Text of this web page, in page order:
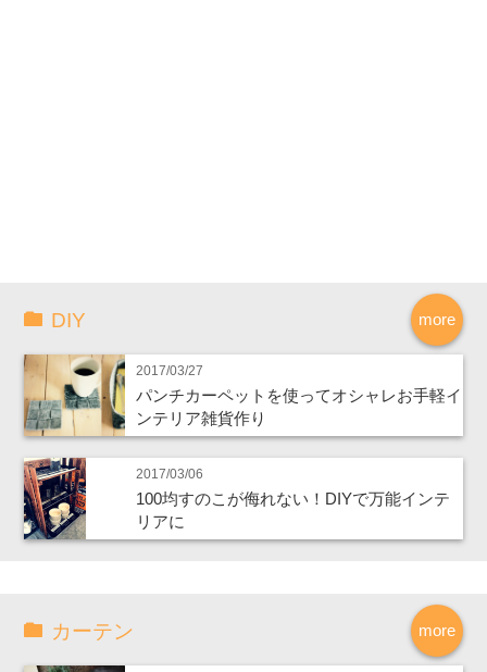
more
DIY
2017/03/27
パンチカーペットを使ってオシャレお手軽イ
ンテリア雑貨作り
2017/03/06
100均すのこが侮れない！DIYで万能インテ
リアに
more
カーテン